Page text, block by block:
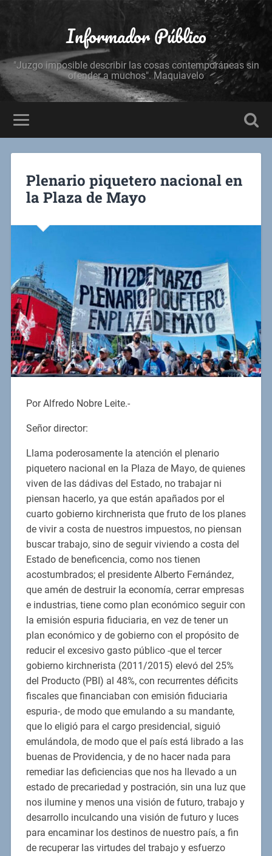
Informador Público
"Juzgo imposible describir las cosas contemporáneas sin
ofender a muchos". Maquiavelo
Plenario piquetero nacional en
la Plaza de Mayo
Por Alfredo Nobre Leite.-
Señor director:
Llama poderosamente la atención el plenario
piquetero nacional en la Plaza de Mayo, de quienes
viven de las dádivas del Estado, no trabajar ni
piensan hacerlo, ya que están apañados por el
cuarto gobierno kirchnerista que fruto de los planes
de vivir a costa de nuestros impuestos, no piensan
buscar trabajo, sino de seguir viviendo a costa del
Estado de beneficencia, como nos tienen
acostumbrados; el presidente Alberto Fernández,
que amén de destruir la economía, cerrar empresas
e industrias, tiene como plan económico seguir con
la emisión espuria fiduciaria, en vez de tener un
plan económico y de gobierno con el propósito de
reducir el excesivo gasto público -que el tercer
gobierno kirchnerista (2011/2015) elevó del 25%
del Producto (PBI) al 48%, con recurrentes déficits
fiscales que financiaban con emisión fiduciaria
espuria-, de modo que emulando a su mandante,
que lo eligió para el cargo presidencial, siguió
emulándola, de modo que el país está librado a las
buenas de Providencia, y de no hacer nada para
remediar las deficiencias que nos ha llevado a un
estado de precariedad y postración, sin una luz que
nos ilumine y menos una visión de futuro, trabajo y
desarrollo inculcando una visión de futuro y luces
para encaminar los destinos de nuestro país, a fin
de recuperar las virtudes del trabajo y esfuerzo